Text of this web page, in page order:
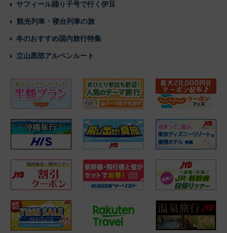
サフィール踊り子号で行く伊豆
観光列車・寝台列車の旅
冬のおすすめ国内旅行特集
立山黒部アルペンルート